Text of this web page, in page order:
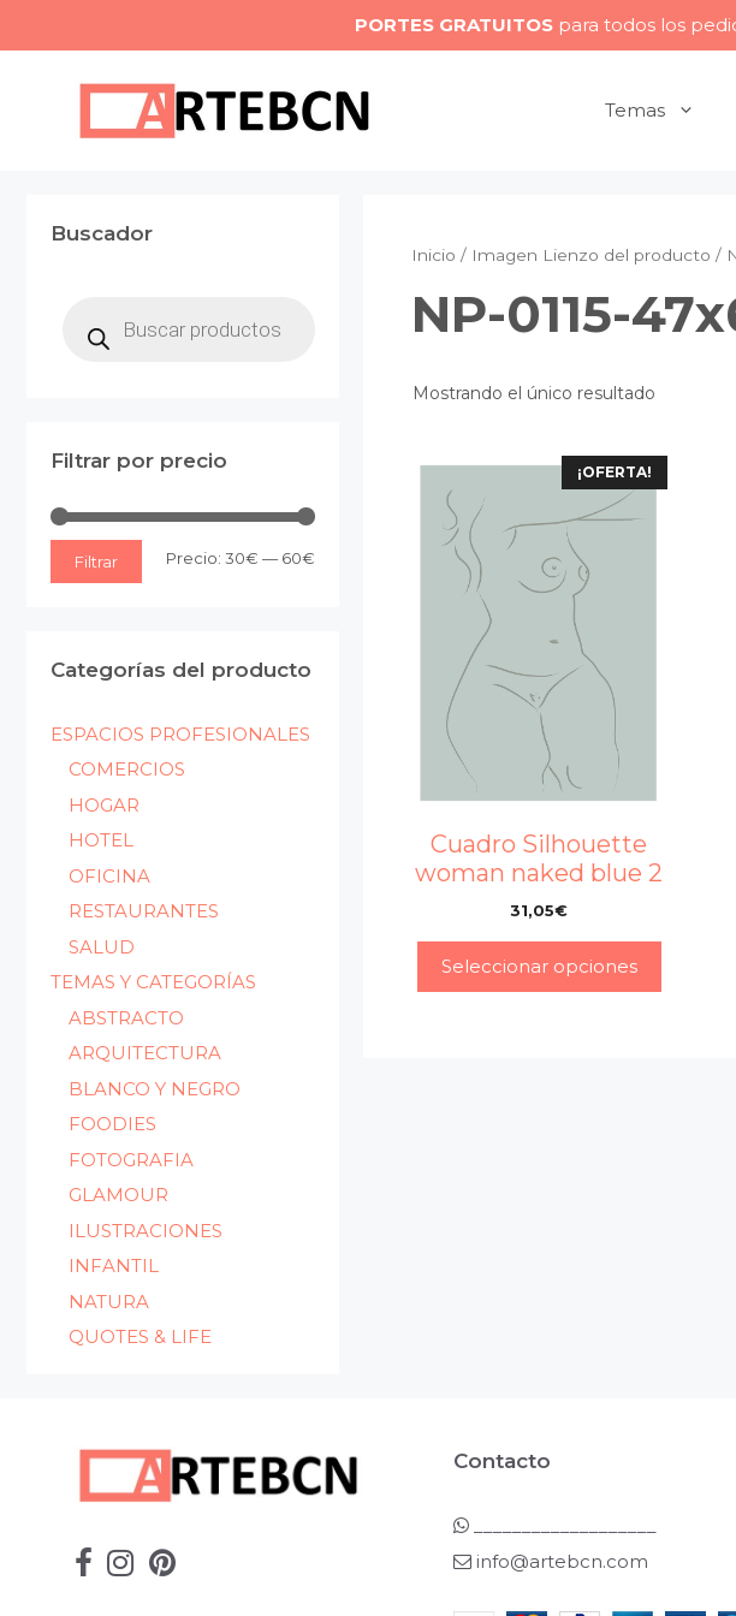
PORTES GRATUITOSpara todos los
Temas
Inicio / Imagen Lienzo del producto /
NP-0115-
Mostrando el único resultado
¡OFERTA!
Cuadro Silhouette
woman naked blue 2
31,05€
Seleccionar opciones
Buscador
productos
Filtrar por precio
Filtrar Precio: 30€ — 60€
Categorías del producto
ESPACIOS PROFESIONALES
COMERCIOS
HOGAR
HOTEL
OFICINA
RESTAURANTES
SALUD
TEMAS Y CATEGORÍAS
ABSTRACTO
ARQUITECTURA
BLANCO Y NEGRO
FOODIES
FOTOGRAFIA
GLAMOUR
ILUSTRACIONES
INFANTIL
NATURA
QUOTES & LIFE
Contacto
info@artebcn.com